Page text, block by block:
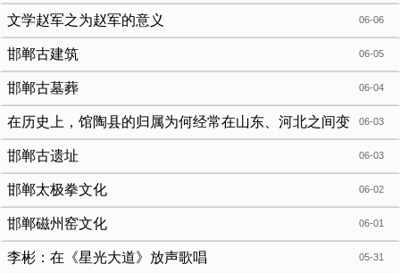
06-06
文学赵军之为赵军的意义
06-05
邯郸古建筑
06-04
邯郸古墓葬
06-03
在历史上，馆陶县的归属为何经常在山东、河北之间变
来变去？ 06-03
邯郸古遗址
06-02
邯郸太极拳文化
06-01
邯郸磁州窑文化
05-31
李彬：在《星光大道》放声歌唱